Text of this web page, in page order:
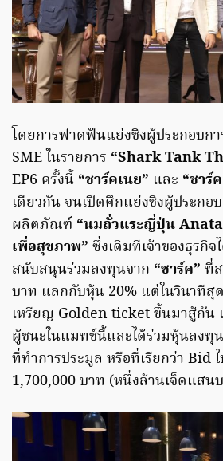
โดยการฟาดฟันแย่งชิงผู้ประกอบก
SME ในรายการ “Shark Tank
EP6 ครั้งนี้ “ชาร์คเนย” และ “ชาร์
เดียวกัน จนเปิดศึกแย่งชิงผู้ประกอ
ผลิตภัณฑ์ “นมถั่วแระญี่ปุ่น
เพื่อสุขภาพ” ซึ่งเดิมทีเจ้าของธุรกิจ
สนับสนุนร่วมลงทุนจาก “ชาร์ค” ที่
บาท แลกกับหุ้น 20% แต่ในวินาทีสุ
เหรียญ Golden ticket ขึ้นมาสู้กัน
ผู้ชนะในแมทช์นี้และได้ร่วมหุ้นลงทุ
ที่ทำการประมูล หรือที่เรียกว่า Bid
1,700,000 บาท (หนึ่งล้านเจ็ดแส